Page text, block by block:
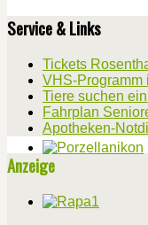
Service & Links
Tickets
VHS-Programm
Tiere suchen
Fahrplan
Apotheken-
Anzeige